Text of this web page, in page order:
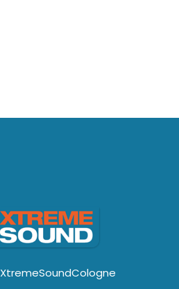
XtremeSoundCologne